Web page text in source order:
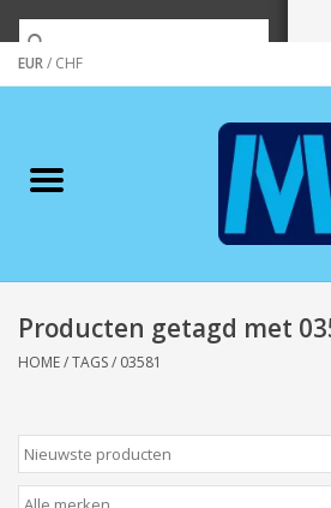
EUR/ CHF
Merken
Wonen/koken/huishouden
Wenskaarten
Producten getagd met
HOME/TAGS/ 03581